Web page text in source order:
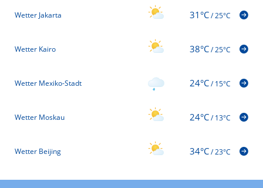
Wetter Jakarta 31°C/25°C
Wetter Kairo 38°C/25°C
Wetter Mexiko-Stadt 24°C/15°C
Wetter Moskau 24°C/13°C
Wetter Beijing 34°C/23°C